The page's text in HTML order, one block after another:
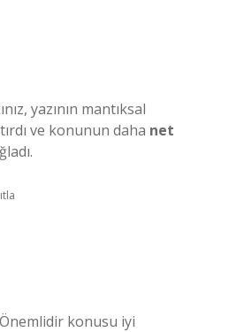
yazının mantıksal
ve konunun daha net
konusu iyi